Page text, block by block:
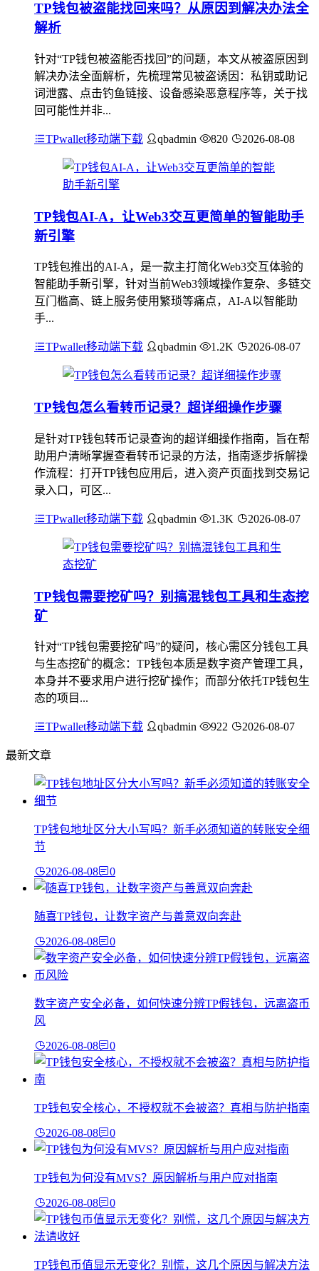
TP钱包被盗能找回来吗？从原因到解决办法全
解析
针对“TP钱包被盗能否找回”的问题，本文从被盗原因到
解决办法全面解析，先梳理常见被盗诱因：私钥或助记
词泄露、点击钓鱼链接、设备感染恶意程序等，关于找
回可能性并非...
TPwallet移动端下载 qbadmin 820 2026-08-08
TP钱包AI-A，让Web3交互更简单的智能助手
新引擎
TP钱包推出的AI-A，是一款主打简化Web3交互体验的
智能助手新引擎，针对当前Web3领域操作复杂、多链交
互门槛高、链上服务使用繁琐等痛点，AI-A以智能助
手...
TPwallet移动端下载 qbadmin 1.2K 2026-08-07
TP钱包怎么看转币记录？超详细操作步骤
是针对TP钱包转币记录查询的超详细操作指南，旨在帮
助用户清晰掌握查看转币记录的方法，指南逐步拆解操
作流程：打开TP钱包应用后，进入资产页面找到交易记
录入口，可区...
TPwallet移动端下载 qbadmin 1.3K 2026-08-07
TP钱包需要挖矿吗？别搞混钱包工具和生态挖
矿
针对“TP钱包需要挖矿吗”的疑问，核心需区分钱包工具
与生态挖矿的概念：TP钱包本质是数字资产管理工具，
本身并不要求用户进行挖矿操作；而部分依托TP钱包生
态的项目...
TPwallet移动端下载 qbadmin 922 2026-08-07
最新文章
TP钱包地址区分大小写吗？新手必须知道的转账安全细
节
2026-08-08 0
随喜TP钱包，让数字资产与善意双向奔赴
2026-08-08 0
数字资产安全必备，如何快速分辨TP假钱包，远离盗币
风
2026-08-08 0
TP钱包安全核心，不授权就不会被盗？真相与防护指南
2026-08-08 0
TP钱包为何没有MVS？原因解析与用户应对指南
2026-08-08 0
TP钱包币值显示无变化？别慌，这几个原因与解决方法